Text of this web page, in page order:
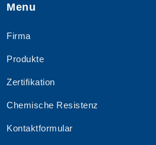
Menu
Firma
Produkte
Zertifikation
Chemische Resistenz
Kontaktformular